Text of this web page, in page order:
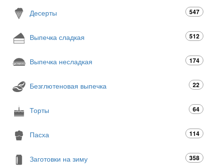
Десерты 547
Выпечка сладкая 512
Выпечка несладкая 174
Безглютеновая выпечка 22
Торты 64
Пасха 114
Заготовки на зиму 358